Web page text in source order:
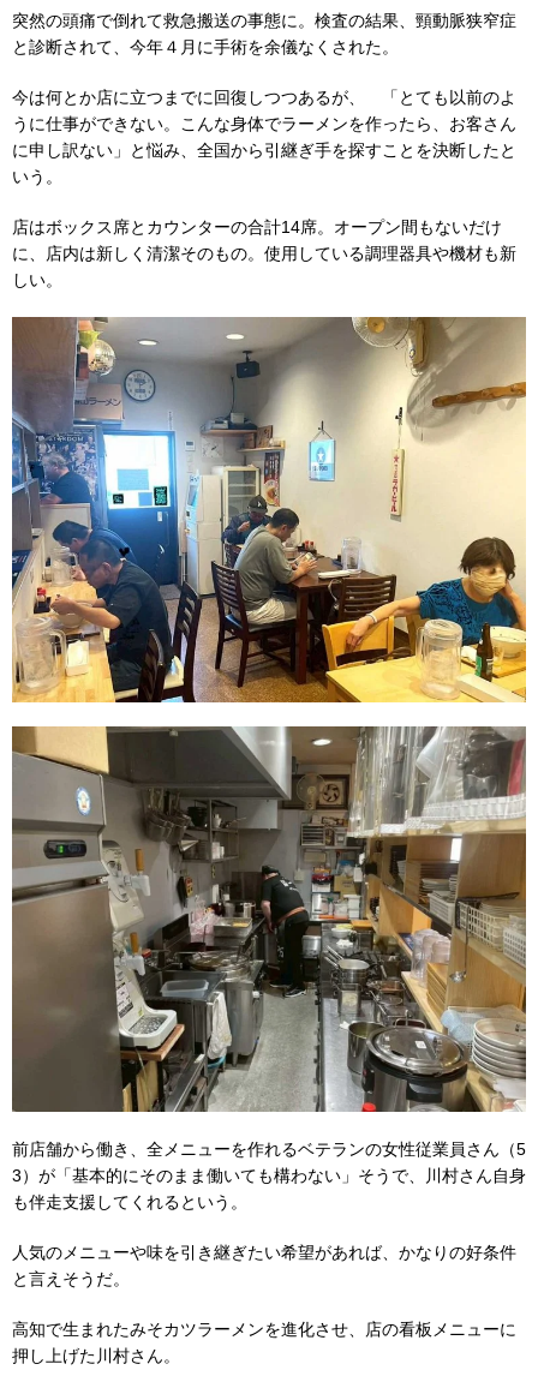
突然の頭痛で倒れて救急搬送の事態に。検査の結果、頸動脈狭窄症
と診断されて、今年４月に手術を余儀なくされた。
今は何とか店に立つまでに回復しつつあるが、 「とても以前のよ
うに仕事ができない。こんな身体でラーメンを作ったら、お客さん
に申し訳ない」と悩み、全国から引継ぎ手を探すことを決断したと
いう。
店はボックス席とカウンターの合計14席。オープン間もないだけ
に、店内は新しく清潔そのもの。使用している調理器具や機材も新
しい。
前店舗から働き、全メニューを作れるベテランの女性従業員さん（5
3）が「基本的にそのまま働いても構わない」そうで、川村さん自身
も伴走支援してくれるという。
人気のメニューや味を引き継ぎたい希望があれば、かなりの好条件
と言えそうだ。
高知で生まれたみそカツラーメンを進化させ、店の看板メニューに
押し上げた川村さん。